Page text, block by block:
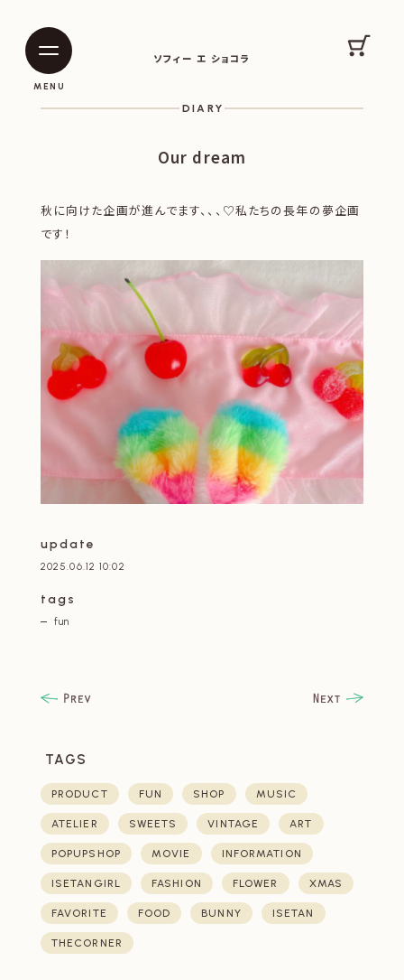
ソフィー エ ショコラ
MENU
カー
DIARY
Our dream
秋に向けた企画が進んでます、、、♡私たちの長年の夢企画
です！
update
2025.06.12 10:02
tags
fun
TAGS
PRODUCT FUN SHOP MUSIC
ATELIER SWEETS VINTAGE ART
POPUPSHOP MOVIE INFORMATION
ISETANGIRL FASHION FLOWER XMAS
FAVORITE FOOD BUNNY ISETAN
THECORNER